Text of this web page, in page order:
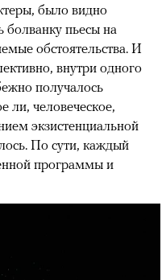
было видно
болванку пьесы на
обстоятельства. И
внутри одного
получалось
ли, человеческое,
экзистенциальной
По сути, каждый
программы и